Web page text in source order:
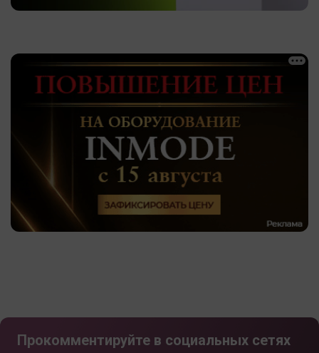
Прокомментируйте в социальных сетях